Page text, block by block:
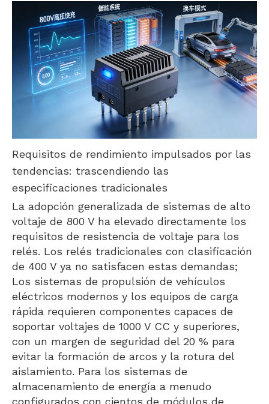
Requisitos de rendimiento impulsados ​​por las
tendencias: trascendiendo las
especificaciones tradicionales
La adopción generalizada de sistemas de alto
voltaje de 800 V ha elevado directamente los
requisitos de resistencia de voltaje para los
relés. Los relés tradicionales con clasificación
de 400 V ya no satisfacen estas demandas;
Los sistemas de propulsión de vehículos
eléctricos modernos y los equipos de carga
rápida requieren componentes capaces de
soportar voltajes de 1000 V CC y superiores,
con un margen de seguridad del 20 % para
evitar la formación de arcos y la rotura del
aislamiento. Para los sistemas de
almacenamiento de energía a menudo